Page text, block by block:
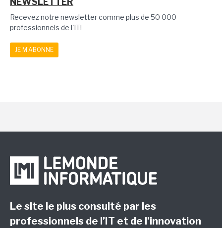
Recevez notre newsletter comme plus de 50 000
professionnels de l'IT!
JE M'ABONNE
Le site le plus consulté par les
professionnels de l’IT et de l’innovation